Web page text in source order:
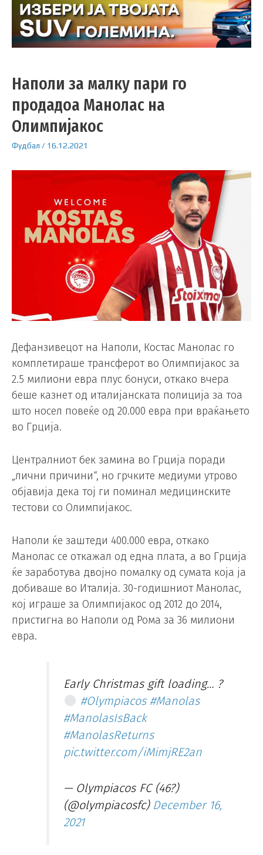
Наполи за малку пари го
продадоа Манолас на
Олимпијакос
Фудбал / 16.12.2021
Дефанзивецот на Наполи, Костас Манолас го
комплетираше трансферот во Олимпијакос за
2.5 милиони евра плус бонуси, откако вчера
беше казнет од италијанската полиција за тоа
што носел повеќе од 20.000 евра при враќањето
во Грција.
Централниот бек замина во Грција поради
„лични причини“, но грчките медиуми утрово
објавија дека тој ги поминал медицинските
тестови со Олимпијакос.
Наполи ќе заштеди 400.000 евра, откако
Манолас се откажал од една плата, а во Грција
ќе заработува двојно помалку од сумата која ја
добиваше во Италија. 30-годишниот Манолас,
кој играше за Олимпијакос од 2012 до 2014,
пристигна во Наполи од Рома за 36 милиони
евра.
Early Christmas gift loading… ?
#Olympiacos #Manolas
#ManolasIsBack
#ManolasReturns
pic.twitter.com/iMimjRE2an
— Olympiacos FC (46?)
(@olympiacosfc) December 16,
2021